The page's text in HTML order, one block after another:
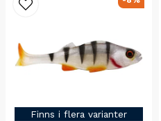
Finns i flera varianter